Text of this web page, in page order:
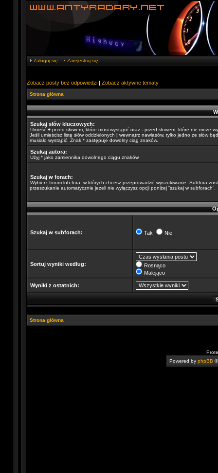
Zaloguj się Zarejestruj się
Zobacz posty bez odpowiedzi | Zobacz aktywne tematy
Strona główna
Szukaj słów kluczowych:
Umieść + przed słowem, które musi wystąpić oraz - przed słowem, które nie może
Jeśli umieścisz listę słów oddzielonych | wewnątrz nawiasów, tylko jedno ze słów
musiało wystąpić. Znak * zastępuje dowolny ciąg znaków.
Szukaj autora:
Użyj * jako zamiennika dowolnego ciągu znaków.
Szukaj w forach:
Wybierz forum lub fora, w których chcesz przeprowadzić wyszukiwanie. Subfora
przeszukanie automatycznie jeżeli nie wyłączysz opcji poniżej “szukaj w subforach“.
Szukaj w subforach: Tak Nie
Sortuj wyniki według:
Rosnąco
Malejąco
Wyniki z ostatnich:
Strona główna
Powered by phpBB